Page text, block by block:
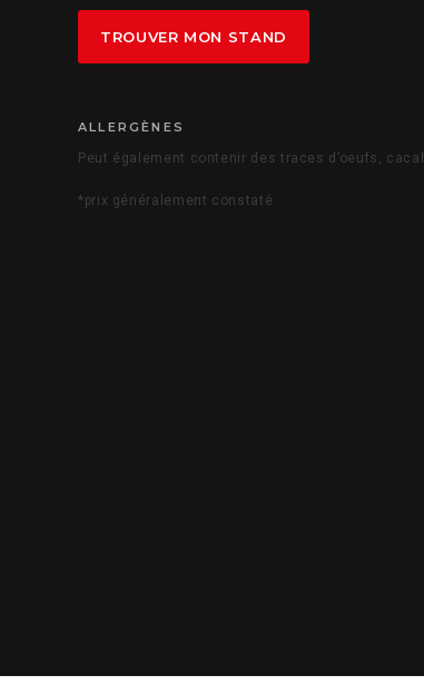
TROUVER MON STAND
ALLERGÈNES
Peut également contenir des traces d’oeufs,
*prix généralement constaté